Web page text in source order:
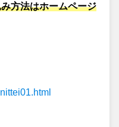
方法はホームページ